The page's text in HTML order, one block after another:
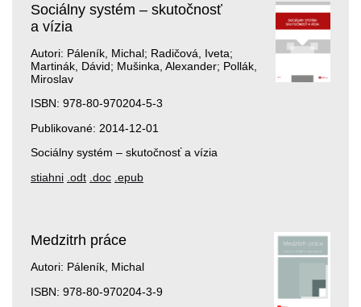
Sociálny systém – skutočnosť
a vízia
Autori: Páleník, Michal; Radičová, Iveta;
Martinák, Dávid; Mušinka, Alexander; Pollák,
Miroslav
ISBN: 978-80-970204-5-3
Publikované: 2014-12-01
Sociálny systém – skutočnosť a vízia
stiahni .odt .doc .epub
Medzitrh práce
Autori: Páleník, Michal
ISBN: 978-80-970204-3-9